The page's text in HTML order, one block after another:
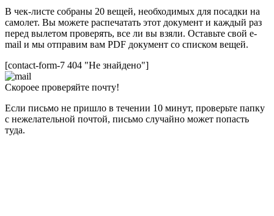
В чек-листе собраны 20 вещей, необходимых для посадки на
самолет. Вы можете распечатать этот документ и каждый раз
перед вылетом проверять, все ли вы взяли. Оставьте свой e-
mail и мы отправим вам PDF документ со списком вещей.
[contact-form-7 404 "Не знайдено"]
Скороее проверяйте почту!
Если письмо не пришло в течении 10 минут, проверьте папку
с нежелательной почтой, письмо случайно может попасть
туда.